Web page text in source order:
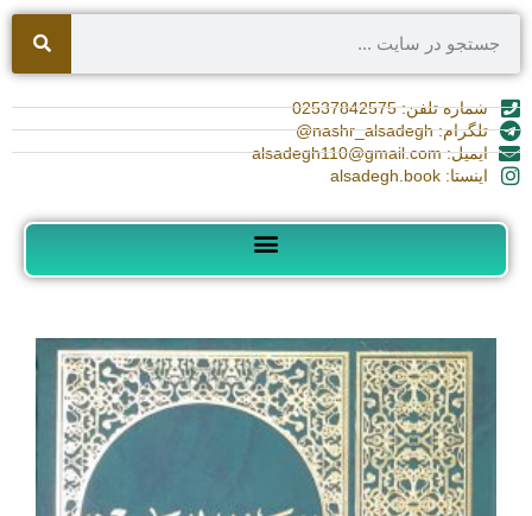
شماره تلفن: 02537842575
تلگرام: nashr_alsadegh@
ایمیل: alsadegh110@gmail.com
اینستا: alsadegh.book